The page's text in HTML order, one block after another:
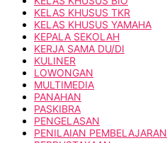
KELAS KHUSUS TKR
KELAS KHUSUS YAMAHA
KEPALA SEKOLAH
KERJA SAMA DU/DI
KULINER
LOWONGAN
MULTIMEDIA
PANAHAN
PASKIBRA
PENGELASAN
PENILAIAN PEMBELAJARAN